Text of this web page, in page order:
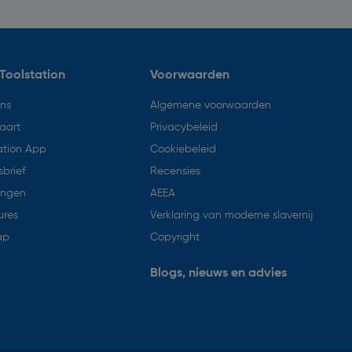
App
Voorwaarden
Algemene voorwaarden
Privacybeleid
Cookiebeleid
Recensies
AEEA
Verklaring van moderne slavernij
Copyright
Blogs, nieuws en advies